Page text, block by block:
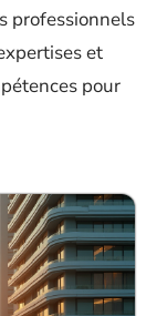
professionnels
et
pour